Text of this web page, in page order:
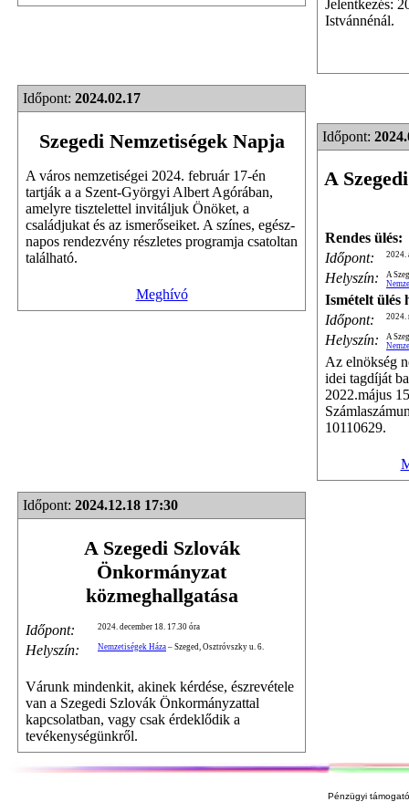
Jelentkezés:
Istvánnénál.
Időpont: 2024.02.17
Szegedi Nemzetiségek Napja
A város nemzetiségei 2024. február 17-én
tartják a a Szent-Györgyi Albert Agórában,
amelyre tisztelettel invitáljuk Önöket, a
családjukat és az ismerőseiket. A színes, egész-
napos rendezvény részletes programja csatoltan
található.
Meghívó
Időpont:
A
Rendes ülés:
Időpont:
2024.
Helyszín:
A
Ismételt ülés
Időpont:
2024.
Helyszín:
A
Az elnökség
idei tagdíját
2022.május
10110629.
Időpont: 2024.12.18 17:30
A Szegedi Szlovák
Önkormányzat
közmeghallgatása
Időpont: 2024. december 18. 17.30 óra
Helyszín: Nemzetiségek Háza – Szeged, Osztróvszky u. 6.
Várunk mindenkit, akinek kérdése, észrevétele
van a Szegedi Szlovák Önkormányzattal
kapcsolatban, vagy csak érdeklődik a
tevékenységünkről.
Pénzügyi